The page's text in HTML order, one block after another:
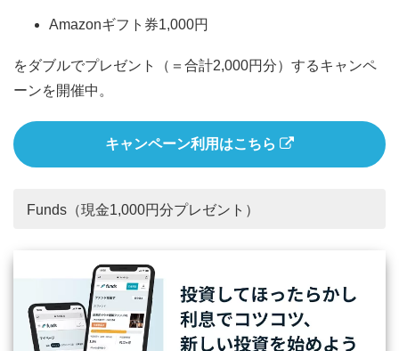
Amazonギフト券1,000円
をダブルでプレゼント（＝合計2,000円分）するキャンペ
ーンを開催中。
キャンペーン利用はこちら
Funds（現金1,000円分プレゼント）